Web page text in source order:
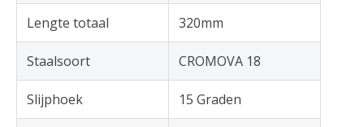
Lengte totaal 320mm
Staalsoort CROMOVA 18
Slijphoek 15 Graden